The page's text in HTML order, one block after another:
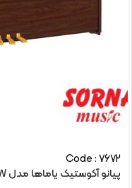
Code : 7672
پیانو آکوستیک یاماها مدل JU109 PW